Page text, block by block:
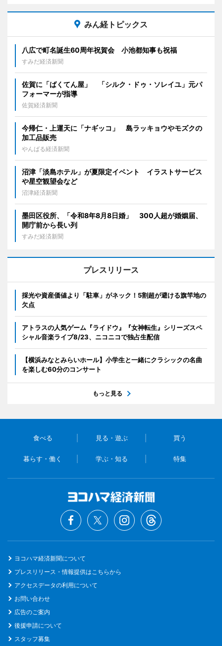
みん経トピックス
八広で町名誕生60周年祝賀会 小池都知事も祝福
すみだ経済新聞
佐賀に「ばくてん屋」 「シルク・ドゥ・ソレイユ」元パ
フォーマーが指導
佐賀経済新聞
今帰仁・上運天に「ナギッコ」 島ラッキョウやモズクの
加工品販売
やんばる経済新聞
沼津「淡島ホテル」が夏限定イベント イラストサービス
や星空観望会など
沼津経済新聞
墨田区役所、「令和8年8月8日婚」 300人超が婚姻届、
開庁前から長い列
すみだ経済新聞
プレスリリース
採光や資産価値より「駐車」がネック！5割超が避ける旗竿地の
欠点
アトラスの人気ゲーム『ライドウ』『女神転生』シリーズスペ
シャル音楽ライブ8/23、ニコニコで独占生配信
【横浜みなとみらいホール】小学生と一緒にクラシックの名曲
を楽しむ60分のコンサート
もっと見る
食べる 見る・遊ぶ 買う
暮らす・働く 学ぶ・知る 特集
ヨコハマ経済新聞について
プレスリリース・情報提供はこちらから
アクセスデータの利用について
お問い合わせ
広告のご案内
後援申請について
スタッフ募集